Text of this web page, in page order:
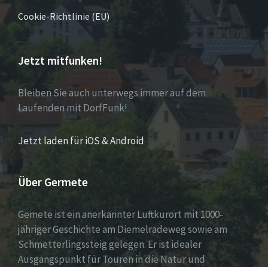
Cookie-Richtlinie (EU)
Jetzt mitfunken!
Bleiben Sie auch unterwegs immer auf dem
Laufenden mit DorfFunk!
Jetzt laden für iOS & Android
Über Germete
Gemete ist ein anerkannter Luftkurort mit 1000-
jähriger Geschichte am Diemelradeweg sowie am
Schmetterlingssteig gelegen. Er ist idealer
Ausgangspunkt für Touren in die Natur und